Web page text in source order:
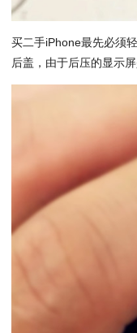
买二手iPhone最先必须
后盖，由于后压的显示